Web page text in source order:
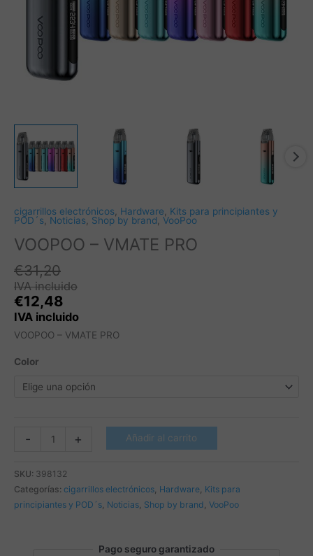
cigarrillos electrónicos, Hardware, Kits para principiantes y
POD´s, Noticias, Shop by brand, VooPoo
VOOPOO – VMATE PRO
€31,20
IVA incluido
€12,48
IVA incluido
VOOPOO – VMATE PRO
Color
-
VOOPOO
PRO
cantidad
+ Añadir al carrito
SKU: 398132
Categorías: cigarrillos electrónicos, Hardware, Kits para
principiantes y POD´s, Noticias, Shop by brand, VooPoo
Pago seguro garantizado